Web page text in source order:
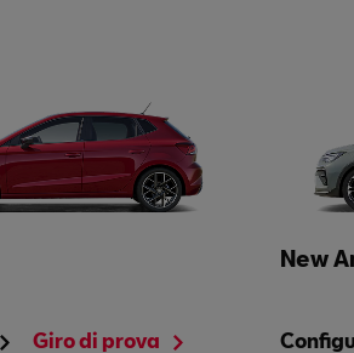
Giro di prova
New